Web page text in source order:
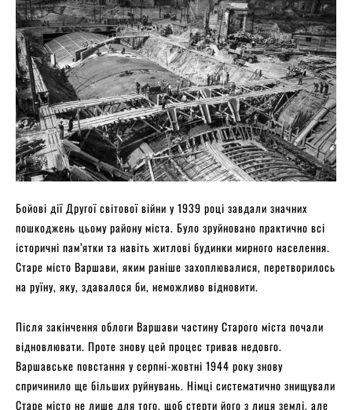
Бойові дії Другої світової війни у 1939 році завдали значних
пошкоджень цьому району міста. Було зруйновано практично всі
історичні пам’ятки та навіть житлові будинки мирного населення.
Старе місто Варшави, яким раніше захоплювалися, перетворилось
на руїну, яку, здавалося би, неможливо відновити.
Після закінчення облоги Варшави частину Старого міста почали
відновлювати. Проте знову цей процес тривав недовго.
Варшавське повстання у серпні-жовтні 1944 року знову
спричинило ще більших руйнувань. Німці систематично знищували
Старе місто не лише для того, щоб стерти його з лиця землі, але